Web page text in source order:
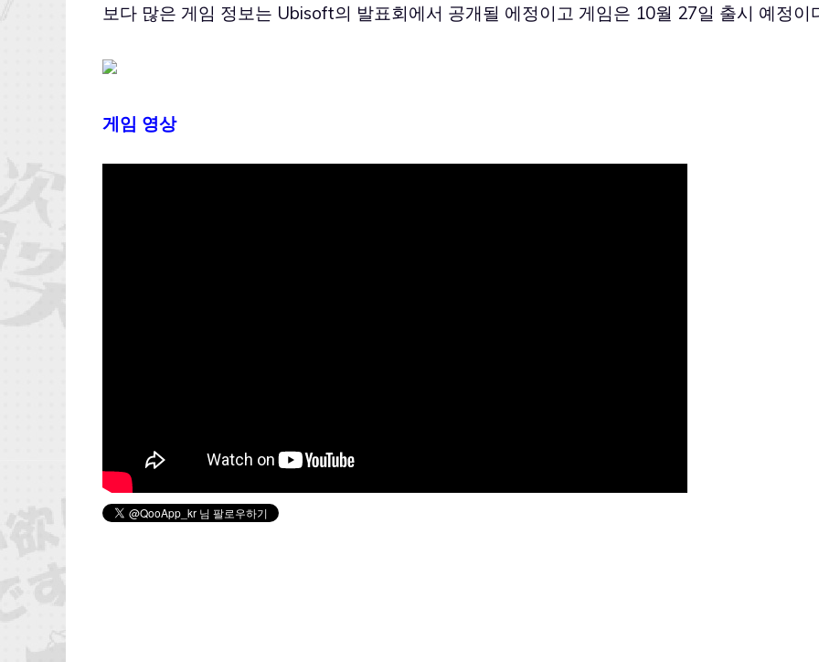
보다 많은 게임 정보는 Ubisoft의 발표회에서 공개될 에정이고 게임은 10월 27일 출시 예정이
게임 영상